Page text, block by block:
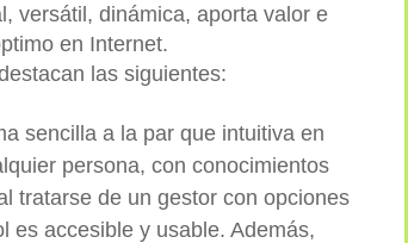
versátil, dinámica, aporta valor e
en Internet.
las siguientes:
sencilla a la par que intuitiva en
persona, con conocimientos
tratarse de un gestor con opciones
es accesible y usable. Además,